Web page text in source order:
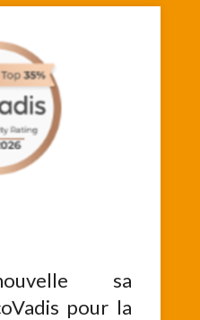
sa
pour la